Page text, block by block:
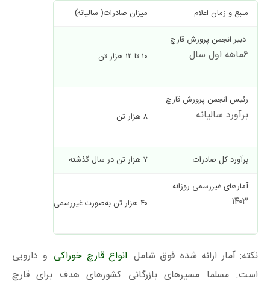
منبع و زمان اعلام میزان صادرات( سالیانه)
دبیر انجمن پرورش قارچ
۶ماهه اول سال ۱۰ تا ۱۲ هزار تن
رئیس انجمن پرورش قارچ
برآورد سالیانه ۸ هزار تن
برآورد کل صادرات ۷ هزار تن در سال گذشته
آمارهای غیررسمی روزانه
۱۴۰۳ ۴۰ هزار تن به‌صورت غیررسمی
نکته: آمار ارائه شده فوق شامل انواع قارچ خوراکی و دارویی
است. مسلما مسیرهای بازرگانی کشورهای هدف برای قارچ